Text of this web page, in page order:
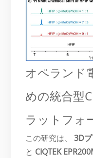
オペランド
めの統合型
ラットフォ
この研究は、3D
と CIQTEK